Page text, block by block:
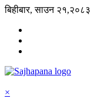
बिहीबार, साउन २१,२०८३
×